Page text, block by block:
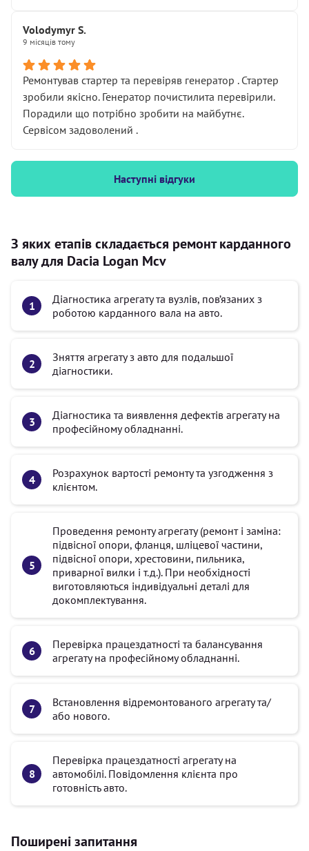
Volodymyr S.
9 місяців тому
Ремонтував стартер та перевіряв генератор . Стартер
зробили якісно. Генератор почистилита перевірили.
Порадили що потрібно зробити на майбутнє.
Сервісом задоволений .
Наступні відгуки
З яких етапів складається ремонт карданного
валу для Dacia Logan Mcv
Діагностика агрегату та вузлів, пов’язаних з
роботою карданного вала на авто.
Зняття агрегату з авто для подальшої
діагностики.
Діагностика та виявлення дефектів агрегату на
професійному обладнанні.
Розрахунок вартості ремонту та узгодження з
клієнтом.
Проведення ремонту агрегату (ремонт і заміна:
підвісної опори, фланця, шліцевої частини,
підвісної опори, хрестовини, пильника,
приварної вилки і т.д.). При необхідності
виготовляються індивідуальні деталі для
докомплектування.
Перевірка працездатності та балансування
агрегату на професійному обладнанні.
Встановлення відремонтованого агрегату та/
або нового.
Перевірка працездатності агрегату на
автомобілі. Повідомлення клієнта про
готовність авто.
Поширені запитання